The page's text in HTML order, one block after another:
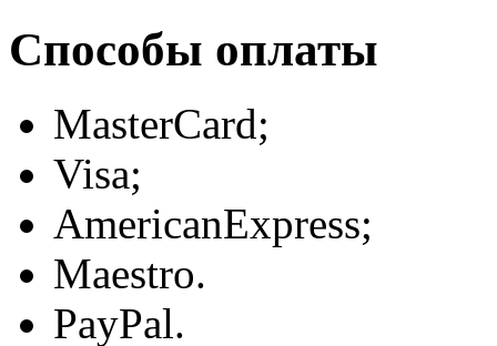
Способы оплаты
MasterCard;
Visa;
AmericanExpress;
Maestro.
PayPal.